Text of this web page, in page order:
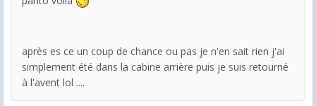
après es ce un coup de chance ou pas je n'en sait rien j'ai
simplement été dans la cabine arrière puis je suis retourné
à l'avent lol ....